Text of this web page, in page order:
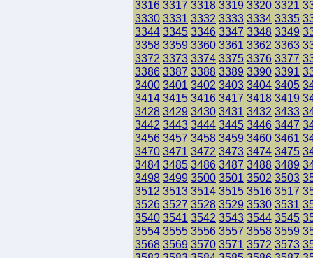
3316 3317 3318 3319 3320 3321
3330 3331 3332 3333 3334 3335
3344 3345 3346 3347 3348 3349
3358 3359 3360 3361 3362 3363
3372 3373 3374 3375 3376 3377
3386 3387 3388 3389 3390 3391
3400 3401 3402 3403 3404 3405
3414 3415 3416 3417 3418 3419
3428 3429 3430 3431 3432 3433
3442 3443 3444 3445 3446 3447
3456 3457 3458 3459 3460 3461
3470 3471 3472 3473 3474 3475
3484 3485 3486 3487 3488 3489
3498 3499 3500 3501 3502 3503
3512 3513 3514 3515 3516 3517
3526 3527 3528 3529 3530 3531
3540 3541 3542 3543 3544 3545
3554 3555 3556 3557 3558 3559
3568 3569 3570 3571 3572 3573